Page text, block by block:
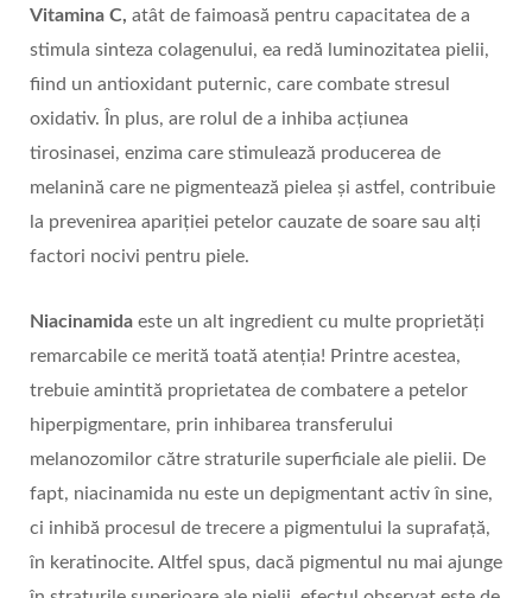
Vitamina C, atât de faimoasă pentru capacitatea de a
stimula sinteza colagenului, ea redă luminozitatea pielii,
fiind un antioxidant puternic, care combate stresul
oxidativ. În plus, are rolul de a inhiba acțiunea
tirosinasei, enzima care stimulează producerea de
melanină care ne pigmentează pielea și astfel, contribuie
la prevenirea apariției petelor cauzate de soare sau alți
factori nocivi pentru piele.
Niacinamida este un alt ingredient cu multe proprietăți
remarcabile ce merită toată atenția! Printre acestea,
trebuie amintită proprietatea de combatere a petelor
hiperpigmentare, prin inhibarea transferului
melanozomilor către straturile superficiale ale pielii. De
fapt, niacinamida nu este un depigmentant activ în sine,
ci inhibă procesul de trecere a pigmentului la suprafață,
în keratinocite. Altfel spus, dacă pigmentul nu mai ajunge